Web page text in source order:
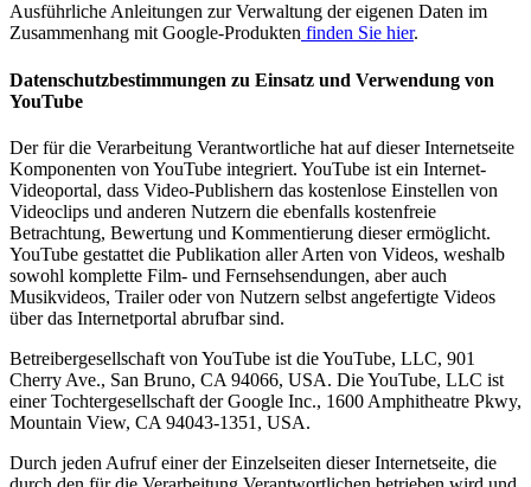
Ausführliche Anleitungen zur Verwaltung der eigenen Daten im
Zusammenhang mit Google-Produkten finden Sie hier.
Datenschutzbestimmungen zu Einsatz und Verwendung von
YouTube
Der für die Verarbeitung Verantwortliche hat auf dieser Internetseite
Komponenten von YouTube integriert. YouTube ist ein Internet-
Videoportal, dass Video-Publishern das kostenlose Einstellen von
Videoclips und anderen Nutzern die ebenfalls kostenfreie
Betrachtung, Bewertung und Kommentierung dieser ermöglicht.
YouTube gestattet die Publikation aller Arten von Videos, weshalb
sowohl komplette Film- und Fernsehsendungen, aber auch
Musikvideos, Trailer oder von Nutzern selbst angefertigte Videos
über das Internetportal abrufbar sind.
Betreibergesellschaft von YouTube ist die YouTube, LLC, 901
Cherry Ave., San Bruno, CA 94066, USA. Die YouTube, LLC ist
einer Tochtergesellschaft der Google Inc., 1600 Amphitheatre Pkwy,
Mountain View, CA 94043-1351, USA.
Durch jeden Aufruf einer der Einzelseiten dieser Internetseite, die